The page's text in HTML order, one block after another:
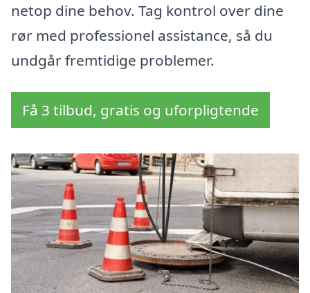
netop dine behov. Tag kontrol over dine
rør med professionel assistance, så du
undgår fremtidige problemer.
Få 3 tilbud, gratis og uforpligtende